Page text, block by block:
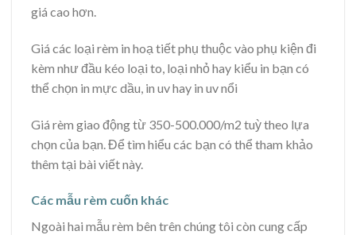
giá cao hơn.
Giá các loại rèm in hoạ tiết phụ thuộc vào phụ kiện đi
kèm như đầu kéo loại to, loại nhỏ hay kiểu in bạn có
thể chọn in mực dầu, in uv hay in uv nổi
Giá rèm giao động từ 350-500.000/m2 tuỳ theo lựa
chọn của bạn. Để tìm hiểu các bạn có thể tham khảo
thêm tại bài viết này.
Các mẫu rèm cuốn khác
Ngoài hai mẫu rèm bên trên chúng tôi còn cung cấp